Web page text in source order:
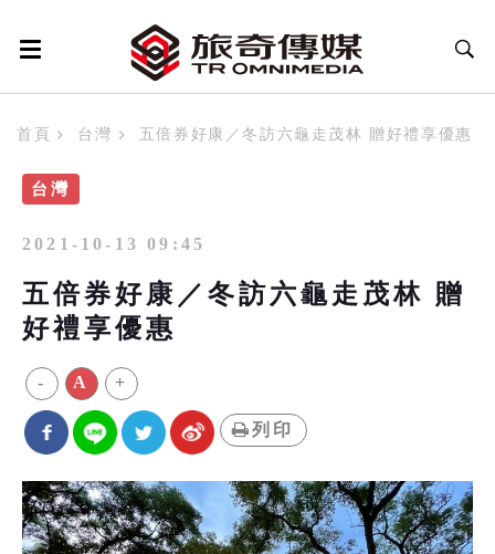
首頁 台灣 五倍券好康／冬訪六龜走茂林 贈好禮享優惠
台灣
2021-10-13 09:45
五倍券好康／冬訪六龜走茂林 贈
好禮享優惠
- A +
列印